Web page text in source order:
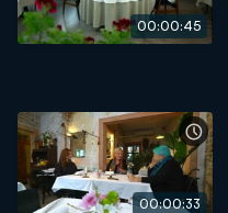
00:00:45
00:00:33